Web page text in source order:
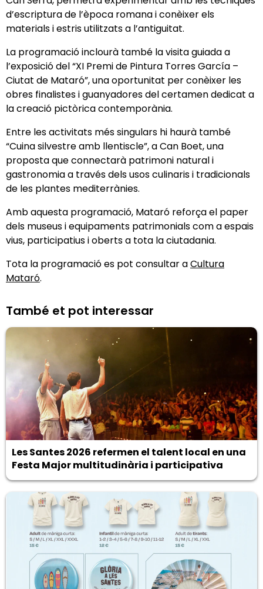
d’escriptura de l’època romana i conèixer els
materials i estris utilitzats a l’antiguitat.
La programació inclourà també la visita guiada a
l’exposició del “XI Premi de Pintura Torres García –
Ciutat de Mataró”, una oportunitat per conèixer les
obres finalistes i guanyadores del certamen dedicat a
la creació pictòrica contemporània.
Entre les activitats més singulars hi haurà també
“Cuina silvestre amb llentiscle”, a Can Boet, una
proposta que connectarà patrimoni natural i
gastronomia a través dels usos culinaris i tradicionals
de les plantes mediterrànies.
Amb aquesta programació, Mataró reforça el paper
dels museus i equipaments patrimonials com a espais
vius, participatius i oberts a tota la ciutadania.
Tota la programació es pot consultar aCultura
Mataró.
També et pot interessar
Les Santes 2026 refermen el talent local en una
Festa Major multitudinària i participativa